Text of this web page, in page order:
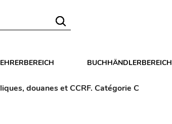
BUCHHÄNDLERBEREICH
douanes et CCRF. Catégorie C